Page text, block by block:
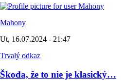
Mahony
Ut, 16.07.2024 - 21:47
Trvalý odkaz
Škoda, že to nie je klasický…